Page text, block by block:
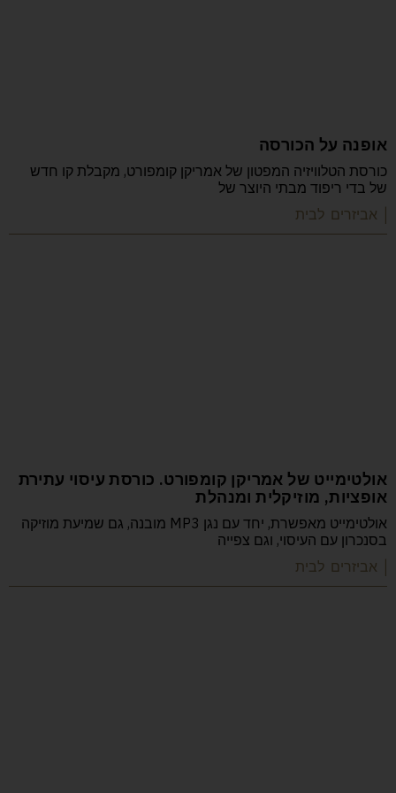
אופנה על הכורסה
כורסת הטלוויזיה המפטון של אמריקן קומפורט, מקבלת קו חדש
של בדי ריפוד מבתי היוצר של
| אביזרים לבית
אולטימייט של אמריקן קומפורט. כורסת עיסוי עתירת
אופציות, מוזיקלית ומנהלת
אולטימייט מאפשרת, יחד עם נגן MP3 מובנה, גם שמיעת מוזיקה
בסנכרון עם העיסוי, וגם צפייה
| אביזרים לבית